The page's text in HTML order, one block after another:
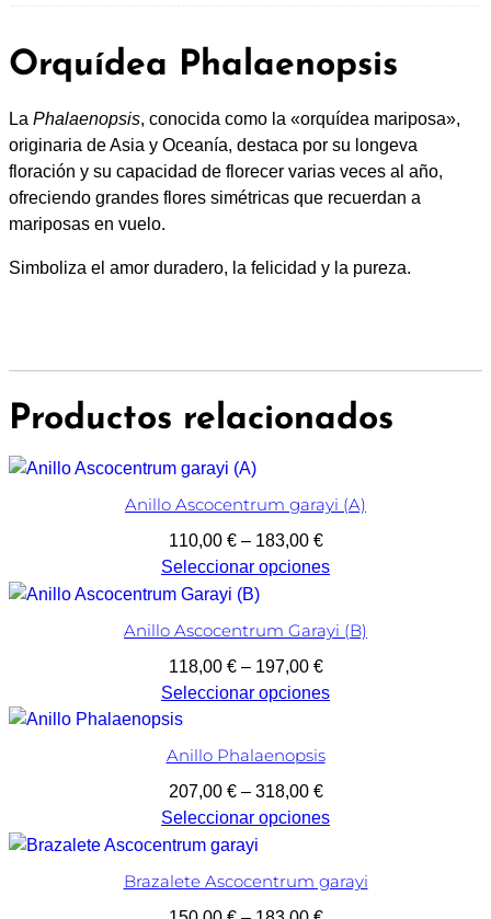
0
€
Orquídea Phalaenopsis
La Phalaenopsis, conocida como la «orquídea mariposa»,
originaria de Asia y Oceanía, destaca por su longeva
floración y su capacidad de florecer varias veces al año,
ofreciendo grandes flores simétricas que recuerdan a
mariposas en vuelo.
Simboliza el amor duradero, la felicidad y la pureza.
Productos relacionados
Anillo Ascocentrum garayi (A)
110,00 € – 183,00 €Rango
de
110,00 €
hasta
183,00 €
Seleccionar opciones
Anillo Ascocentrum Garayi (B)
118,00 € – 197,00 €Rango
de
hasta
197,00 €
Seleccionar opciones
Anillo Phalaenopsis
207,00 € – 318,00 €Rango
de
207,00 €
Seleccionar opciones
Brazalete Ascocentrum garayi